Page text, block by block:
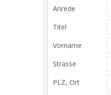
Anrede
Titel
Vorname
Strasse
PLZ, Ort